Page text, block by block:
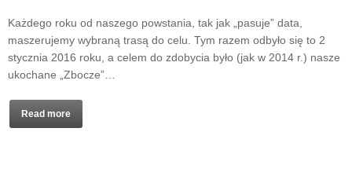
Każdego roku od naszego powstania, tak jak „pasuje” data,
maszerujemy wybraną trasą do celu. Tym razem odbyło się to 2
stycznia 2016 roku, a celem do zdobycia było (jak w 2014 r.) nasze
ukochane „Zbocze”…
Read more